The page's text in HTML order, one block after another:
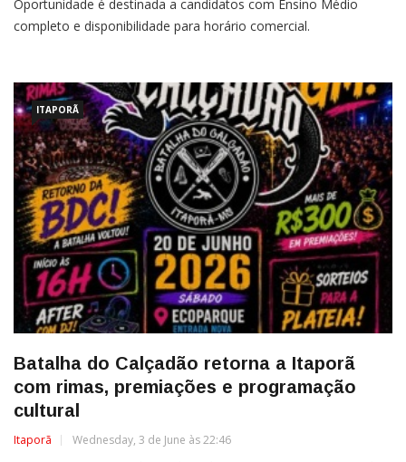
Oportunidade é destinada a candidatos com Ensino Médio
completo e disponibilidade para horário comercial.
ITAPORÃ
Batalha do Calçadão retorna a Itaporã
com rimas, premiações e programação
cultural
Itaporã Wednesday, 3 de June às 22:46